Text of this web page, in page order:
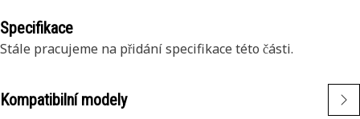
Specifikace
Stále pracujeme na přidání specifikace této části.
Kompatibilní modely